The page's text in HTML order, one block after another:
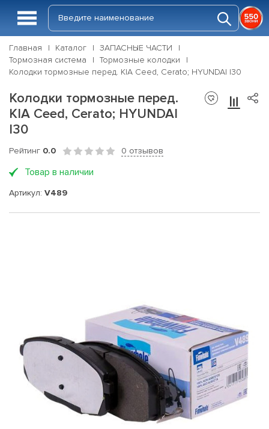
Главная Каталог
ЗАПАСНЫЕ ЧАСТИ
Тормозная система
Тормозные колодки
Колодки тормозные перед. KIA Ceed, Cerato; HYUNDAI I30
Колодки тормозные перед.
KIA Ceed, Cerato; HYUNDAI
I30
Рейтинг 0.0 0 отзывов
Товар в наличии
Артикул: V489